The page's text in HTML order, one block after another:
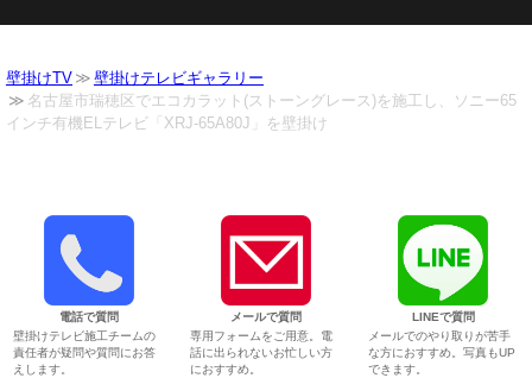
壁掛けTV
壁掛けテレビギャラリー
名古屋市瑞穂区でエコカラット(ストーングレース)を施工し、ソニー65
インチ有機ELテレビ「XRJ-65A80J」を壁掛け
電話で質問
壁掛けテレビ施工チームの
責任者が疑問や質問にお答
えします。
メールで質問
専用フォームをご用意。電
話に出られないお忙しい方
におすすめ。
LINEで質問
メールでのやり取りが苦手
な方におすすめ。写真もUP
できます。